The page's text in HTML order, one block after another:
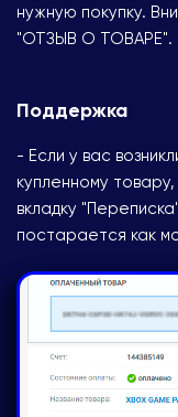
нужную покупку.
"ОТЗЫВ О ТОВАРЕ".
Поддержка
- Если у вас
купленному
вкладку
постарается как